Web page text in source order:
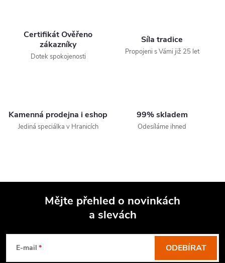
Certifikát Ověřeno
zákazníky
Dotek spokojenosti
Síla tradice
Propojeni s Vámi již 25 let
Kamenná prodejna i eshop
Jediná speciálka v Hranicích
99% skladem
Odesíláme ihned
Mějte přehled o novinkách
a slevách
E-mail ODEBÍRAT